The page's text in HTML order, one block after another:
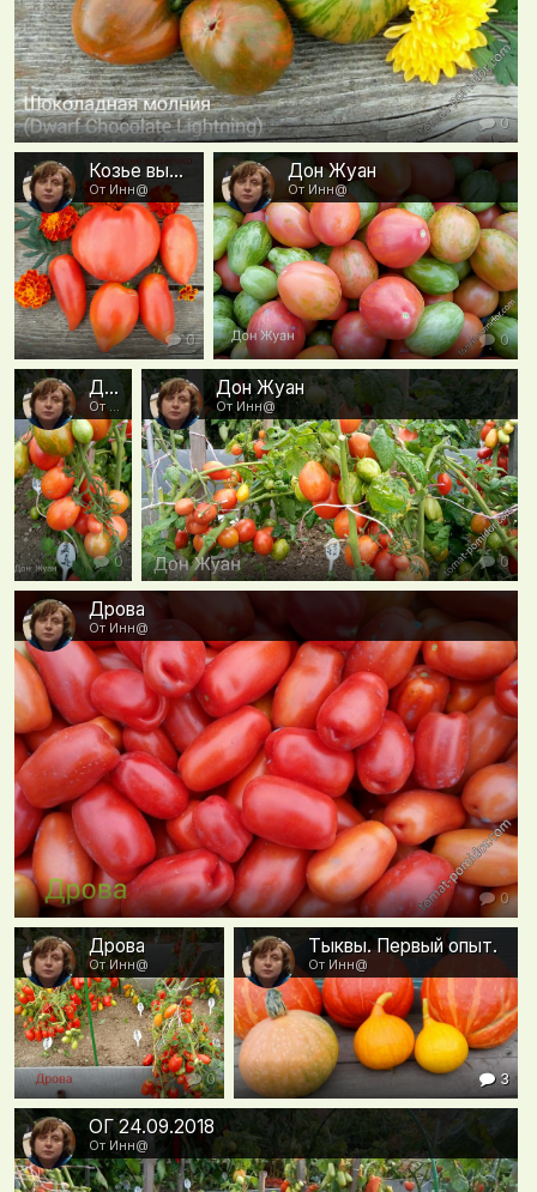
0
Козье вымечко
От Инн@
0
Дон Жуан
От Инн@
0
Дон Жуан
0
Дон Жуан
От Инн@
0
Дрова
От Инн@
0
Дрова
От Инн@
0
Тыквы. Первый опыт.
От Инн@
3
ОГ 24.09.2018
От Инн@